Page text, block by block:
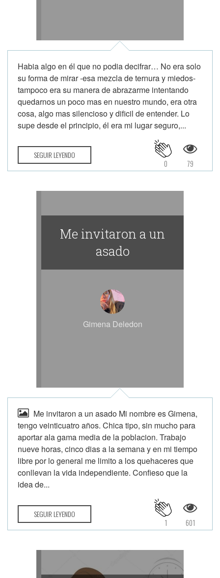
Habia algo en él que no podia decifrar… No era solo
su forma de mirar -esa mezcla de ternura y miedos-
tampoco era su manera de abrazarme intentando
quedarnos un poco mas en nuestro mundo, era otra
cosa, algo mas silencioso y dificil de entender. Lo
supe desde el principio, él era mi lugar seguro,...
SEGUIR LEYENDO
79
0
Me invitaron a un
asado
Gimena Deledon
Me invitaron a un asado Mi nombre es Gimena,
tengo veinticuatro años. Chica tipo, sin mucho para
aportar ala gama media de la poblacion. Trabajo
nueve horas, cinco dias a la semana y en mi tiempo
libre por lo general me limito a los quehaceres que
conllevan la vida independiente. Confieso que la
idea de...
SEGUIR LEYENDO
601
1